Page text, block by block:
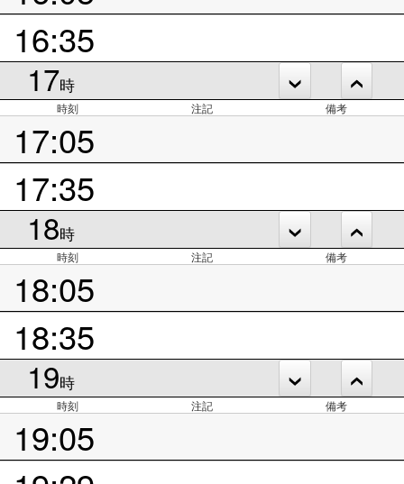
16:35
17時
時刻 注記 備考
17:05
17:35
18時
時刻 注記 備考
18:05
18:35
19時
時刻 注記 備考
19:05